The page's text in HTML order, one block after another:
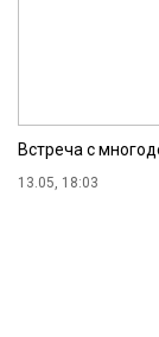
Встреча с
13.05, 18:03